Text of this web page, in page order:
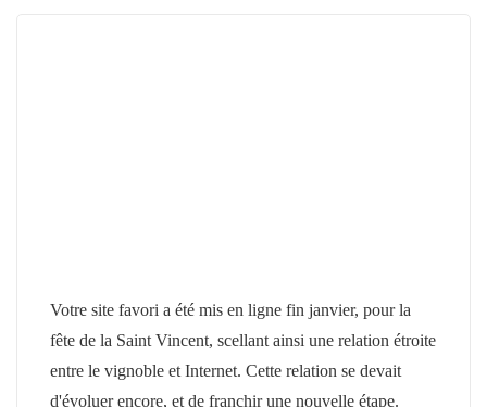
Votre site favori a été mis en ligne fin janvier, pour la
fête de la Saint Vincent, scellant ainsi une relation étroite
entre le vignoble et Internet. Cette relation se devait
d'évoluer encore, et de franchir une nouvelle étape.